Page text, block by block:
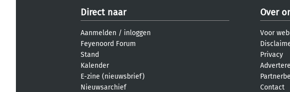
Direct naar
Aanmelden / inloggen
Feyenoord Forum
Stand
Kalender
E-zine (nieuwsbrief)
Nieuwsarchief
Over
Voor
Privacy
Contact